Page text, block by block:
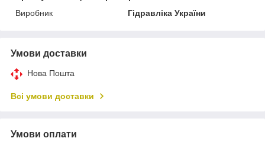
Виробник
Гідравліка України
Умови доставки
Нова Пошта
Всі умови доставки
Умови оплати